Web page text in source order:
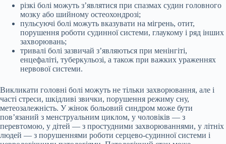
різкі болі можуть з’являтися при спазмах судин головного
мозку або шийному остеохондрозі;
пульсуючі болі можуть вказувати на мігрень, отит,
порушення роботи судинної системи, глаукому і ряд інших
захворювань;
тривалі болі зазвичай з’являються при менінгіті,
енцефаліті, туберкульозі, а також при важких ураженнях
нервової системи.
Викликати головні болі можуть не тільки захворювання, але і
часті стреси, шкідливі звички, порушення режиму сну,
метеозалежність. У жінок больовий синдром може бути
пов’язаний з менструальним циклом, у чоловіків — з
перевтомою, у дітей — з простудними захворюваннями, у літніх
людей — з порушеннями роботи серцево-судинної системи і